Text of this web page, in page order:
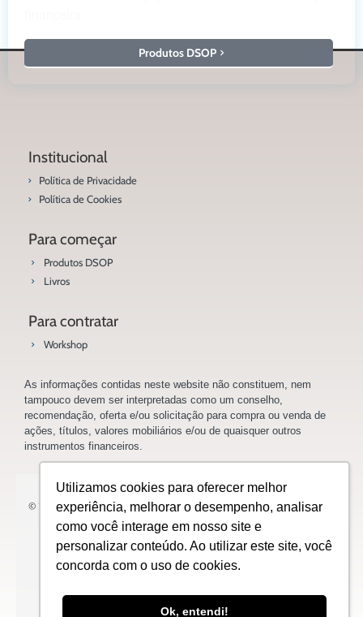
Utilizamos cookies para oferecer melhor
experiência, melhorar o desempenho, analisar
como você interage em nosso site e
personalizar conteúdo. Ao utilizar este site, você
concorda com o uso de cookies.
Ok, entendi!
Produtos DSOP
Institucional
Política de Privacidade
Política de Cookies
Para começar
Produtos DSOP
Livros
Para contratar
Workshop
As informações contidas neste website não constituem, nem
tampouco devem ser interpretadas como um conselho,
recomendação, oferta e/ou solicitação para compra ou venda de
ações, títulos, valores mobiliários e/ou de quaisquer outros
instrumentos financeiros.
© 2023 Saladoinvestidor.com.br Todos os direitos reservados.